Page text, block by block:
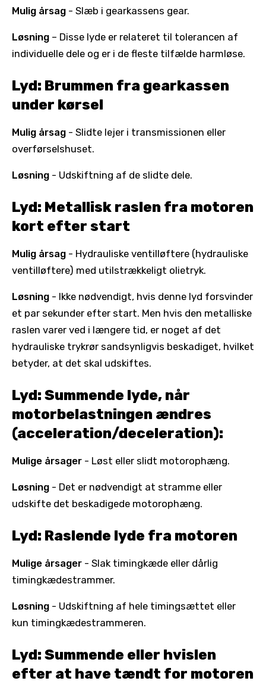
Mulig årsag - Slæb i gearkassens gear.
Løsning – Disse lyde er relateret til tolerancen af
individuelle dele og er i de fleste tilfælde harmløse.
Lyd: Brummen fra gearkassen
under kørsel
Mulig årsag - Slidte lejer i transmissionen eller
overførselshuset.
Løsning - Udskiftning af de slidte dele.
Lyd: Metallisk raslen fra motoren
kort efter start
Mulig årsag - Hydrauliske ventilløftere (hydrauliske
ventilløftere) med utilstrækkeligt olietryk.
Løsning - Ikke nødvendigt, hvis denne lyd forsvinder
et par sekunder efter start. Men hvis den metalliske
raslen varer ved i længere tid, er noget af det
hydrauliske trykrør sandsynligvis beskadiget, hvilket
betyder, at det skal udskiftes.
Lyd: Summende lyde, når
motorbelastningen ændres
(acceleration/deceleration):
Mulige årsager - Løst eller slidt motorophæng.
Løsning - Det er nødvendigt at stramme eller
udskifte det beskadigede motorophæng.
Lyd: Raslende lyde fra motoren
Mulige årsager - Slak timingkæde eller dårlig
timingkædestrammer.
Løsning - Udskiftning af hele timingsættet eller
kun timingkædestrammeren.
Lyd: Summende eller hvislen
efter at have tændt for motoren